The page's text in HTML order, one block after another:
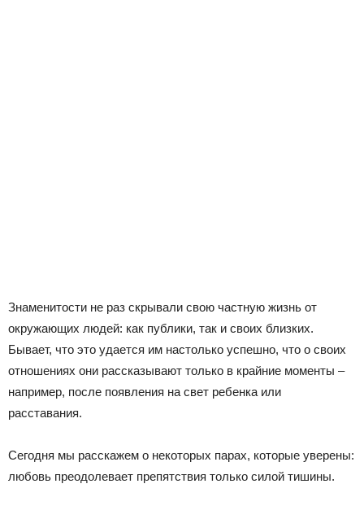
Знаменитости не раз скрывали свою частную жизнь от
окружающих людей: как публики, так и своих близких.
Бывает, что это удается им настолько успешно, что о своих
отношениях они рассказывают только в крайние моменты –
например, после появления на свет ребенка или
расставания.
Сегодня мы расскажем о некоторых парах, которые уверены:
любовь преодолевает препятствия только силой тишины.